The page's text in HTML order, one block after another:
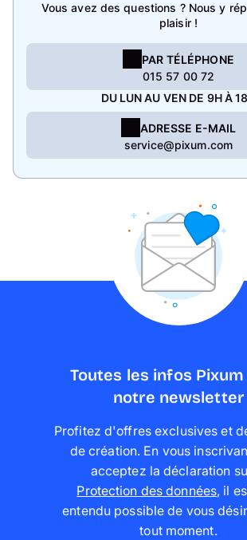
Vous avez des questions ? Nous y
plaisir !
PAR TÉLÉPHONE
015 57 00 72
DU LUN AU VEN DE 9H À
ADRESSE E-MAIL
service@pixum.com
Toutes les infos
notre newsletter
Profitez d'offres exclusives et
de création. En vous
acceptez la déclaration
Protection des données, il
entendu possible de vous
tout moment.